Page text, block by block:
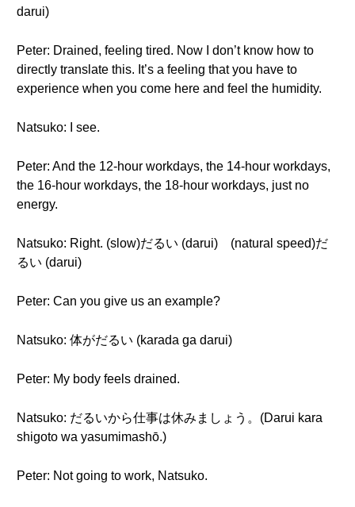
darui)
Peter: Drained, feeling tired. Now I don’t know how to
directly translate this. It’s a feeling that you have to
experience when you come here and feel the humidity.
Natsuko: I see.
Peter: And the 12-hour workdays, the 14-hour workdays,
the 16-hour workdays, the 18-hour workdays, just no
energy.
Natsuko: Right. (slow)だるい (darui) (natural speed)だ
るい (darui)
Peter: Can you give us an example?
Natsuko: 体がだるい (karada ga darui)
Peter: My body feels drained.
Natsuko: だるいから仕事は休みましょう。(Darui kara
shigoto wa yasumimashō.)
Peter: Not going to work, Natsuko.